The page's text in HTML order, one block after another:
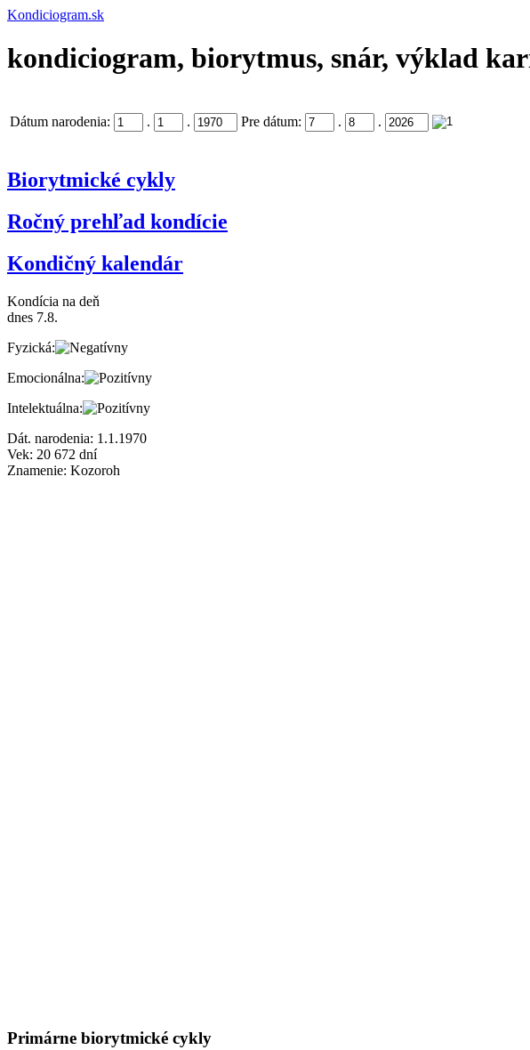
Kondiciogram.sk
kondiciogram, biorytmus, snár, výklad
Dátum narodenia: . . Pre dátum: . .
Biorytmické cykly
Ročný prehľad kondície
Kondičný kalendár
Kondícia na deň
dnes 7.8.
Fyzická:
Emocionálna:
Intelektuálna:
Dát. narodenia: 1.1.1970
Vek: 20 672 dní
Znamenie: Kozoroh
Primárne biorytmické cykly